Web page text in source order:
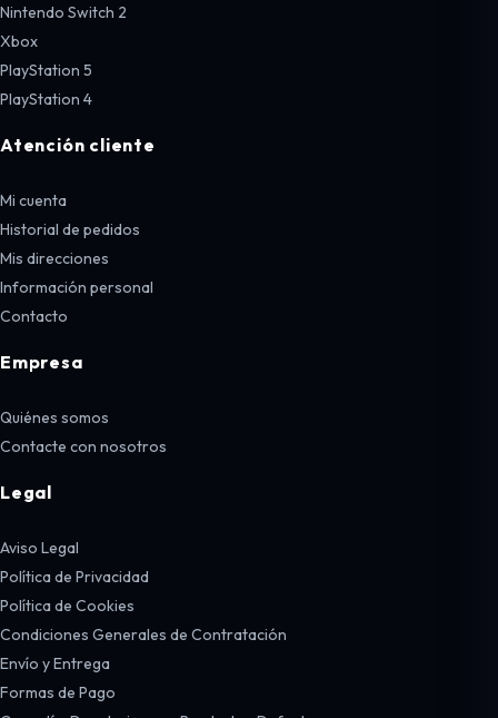
Nintendo Switch 2
Xbox
PlayStation 5
PlayStation 4
Atención cliente
Mi cuenta
Historial de pedidos
Mis direcciones
Información personal
Contacto
Empresa
Quiénes somos
Contacte con nosotros
Legal
Aviso Legal
Política de Privacidad
Política de Cookies
Condiciones Generales de Contratación
Envío y Entrega
Formas de Pago